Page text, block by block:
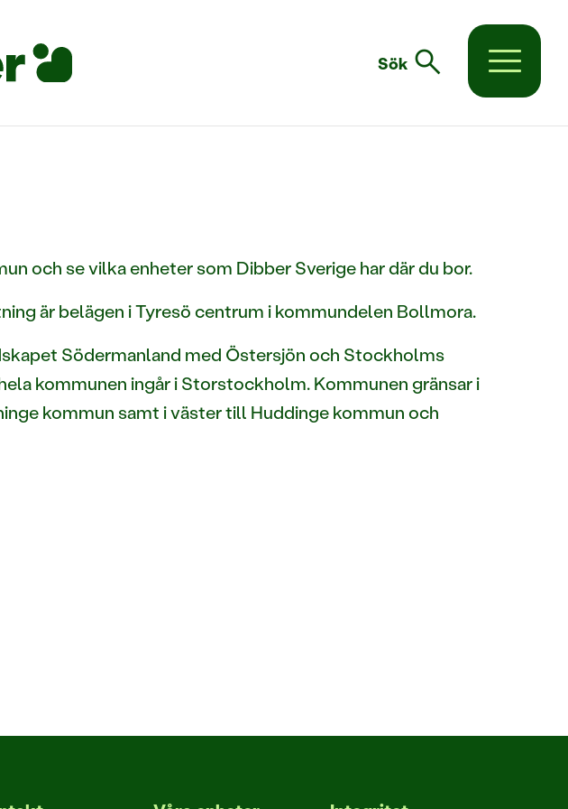
Sök search
och se vilka enheter som Dibber Sverige har där du bor.
är belägen i Tyresö centrum i kommundelen Bollmora.
Södermanland med Östersjön och Stockholms
kommunen ingår i Storstockholm. Kommunen gränsar i
kommun samt i väster till Huddinge kommun och